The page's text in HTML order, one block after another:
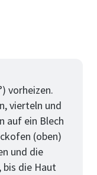
vorheizen.
vierteln und
auf ein Blech
(oben)
und die
bis die Haut